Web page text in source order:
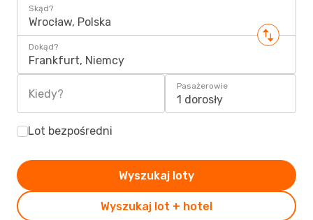
Skąd?
Wrocław, Polska
Dokąd?
Frankfurt, Niemcy
Kiedy?
Pasażerowie
1 dorosły
Lot bezpośredni
Wyszukaj loty
Wyszukaj lot + hotel